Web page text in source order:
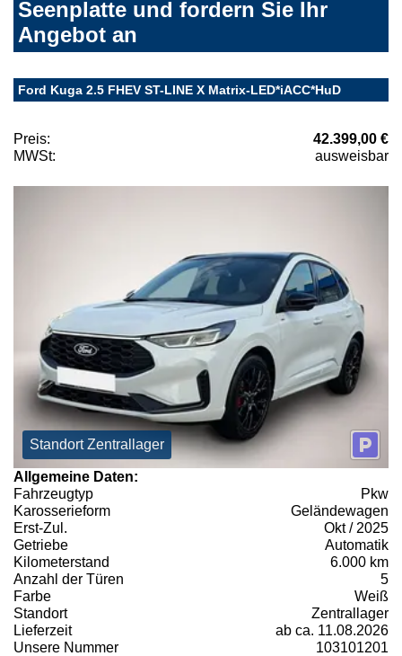
Seenplatte und fordern Sie Ihr
Angebot an
Ford Kuga 2.5 FHEV ST-LINE X Matrix-LED*iACC*HuD
Preis:
42.399,00 €
MWSt:
ausweisbar
Standort Zentrallager
Allgemeine Daten:
Fahrzeugtyp
Pkw
Karosserieform
Geländewagen
Erst-Zul.
Okt / 2025
Getriebe
Automatik
Kilometerstand
6.000 km
Anzahl der Türen
5
Farbe
Weiß
Standort
Zentrallager
Lieferzeit
ab ca. 11.08.2026
Unsere Nummer
103101201